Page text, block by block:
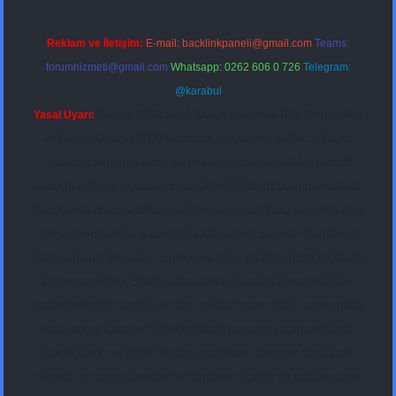
Reklam ve İletişim: E-mail: backlinkpaneli@gmail.com Teams:
forumhizmeti@gmail.com Whatsapp: 0262 606 0 726 Telegram:
@karabul
Yasal Uyarı: